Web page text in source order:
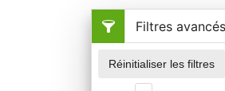
Réinitialiser les filtres
Filtres avancés